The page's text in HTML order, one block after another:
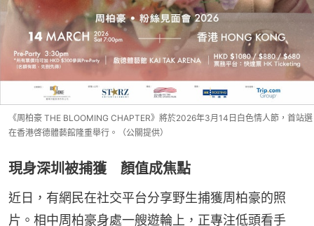
《周柏豪 THE BLOOMING CHAPTER》將於2026年3月14日白色情人節，首站選
在香港啓德體藝館隆重舉行。（公關提供）
現身深圳被捕獲 顏值成焦點
近日，有網民在社交平台分享野生捕獲周柏豪的照
片。相中周柏豪身處一艘遊輪上，正專注低頭看手